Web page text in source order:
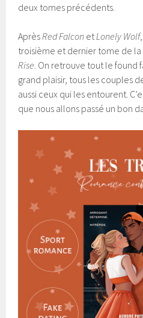
deux tomes précédents.
AprèsRed Falcon etLonely Wolf
troisième et dernier tome de
Rise. On retrouve tout le found
grand plaisir, tous les couples
aussi ceux qui les entourent.
que nous allons passé un bon